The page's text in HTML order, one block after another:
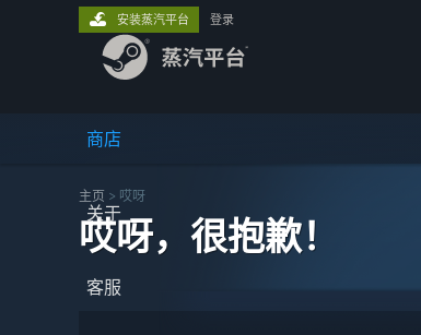
商店
关于
客服
安装蒸汽平台 登录
主页 > 哎呀
哎呀，很抱歉！